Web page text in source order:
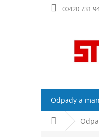
na
00420 731
Odpady a
Domov